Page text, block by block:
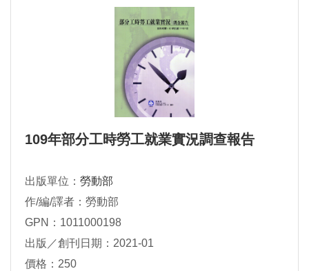
109年部分工時勞工就業實況調查報告
出版單位： 勞動部
作/編/譯者：勞動部
GPN：1011000198
出版／創刊日期：2021-01
價格：250